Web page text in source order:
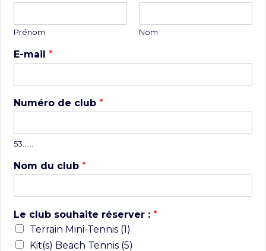
Prénom Nom
E-mail*
Numéro de club*
53……
Nom du club*
Le club souhaite réserver :*
Terrain Mini-Tennis (1)
Kit(s) Beach Tennis (5)